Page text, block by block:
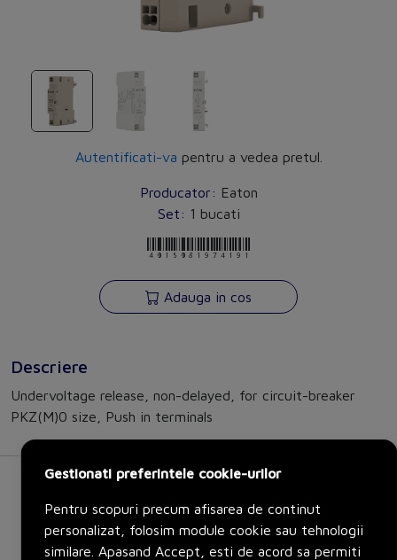
Autentificati-va pentru a vedea pretul.
Producator: Eaton
Set: 1 bucati
4015081974191
Adauga in cos
Descriere
Undervoltage release, non-delayed, for circuit-breaker
PKZ(M)0 size, Push in terminals
Gestionati preferintele cookie-urilor
Pentru scopuri precum afisarea de continut
personalizat, folosim module cookie sau tehnologii
similare. Apasand Accept, esti de acord sa permiti